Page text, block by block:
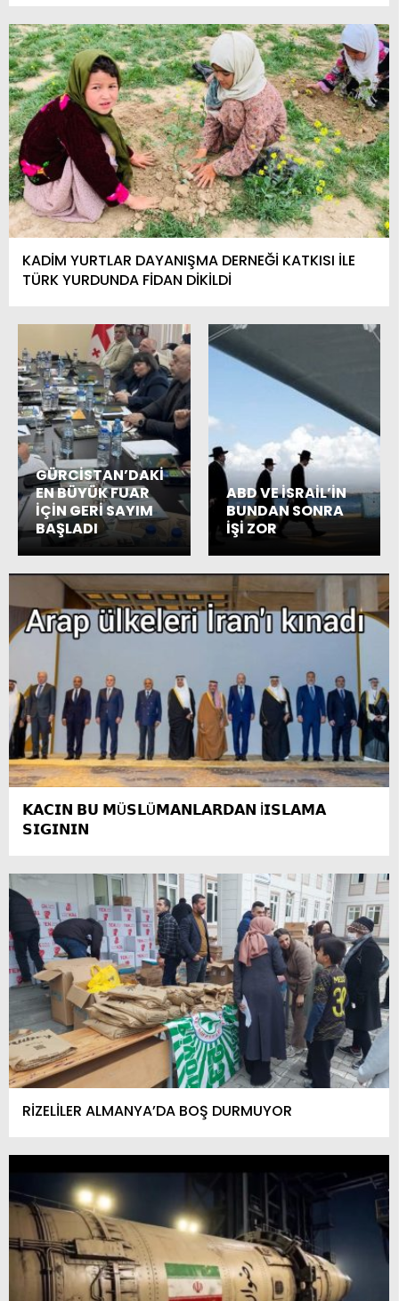
KADİM YURTLAR DAYANIŞMA DERNEĞİ KATKISI İLE
TÜRK YURDUNDA FİDAN DİKİLDİ
GÜRCİSTAN’DAKİ
EN BÜYÜK FUAR
İÇİN GERİ SAYIM
BAŞLADI
ABD VE İSRAİL’İN
BUNDAN SONRA
İŞİ ZOR
𝗞𝗔𝗖𝗜𝗡 𝗕𝗨 𝗠Ü𝗦𝗟Ü𝗠𝗔𝗡𝗟𝗔𝗥𝗗𝗔𝗡 İ𝗜𝗦𝗟𝗔𝗠𝗔
𝗦𝗜𝗚𝗜𝗡𝗜𝗡
RİZELİLER ALMANYA’DA BOŞ DURMUYOR